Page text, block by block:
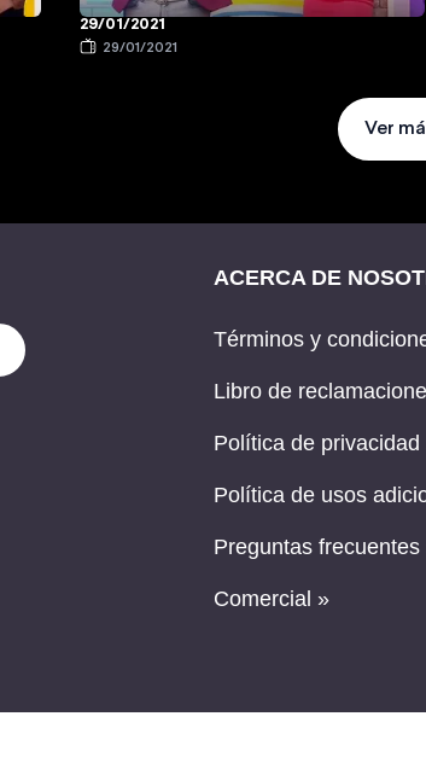
29/01/2021
29/01/2021
Ver
ACERCA DE
Términos y
Libro de
Política de privacidad
Política de usos
Preguntas frecuentes
Comercial »